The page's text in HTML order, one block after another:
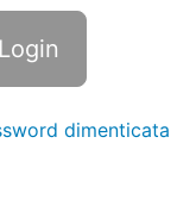
dimenticata